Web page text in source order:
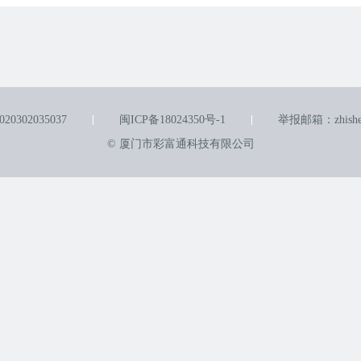
闽ICP备18024350号-1
举报邮箱：
© 厦门市彩富通科技有限公司